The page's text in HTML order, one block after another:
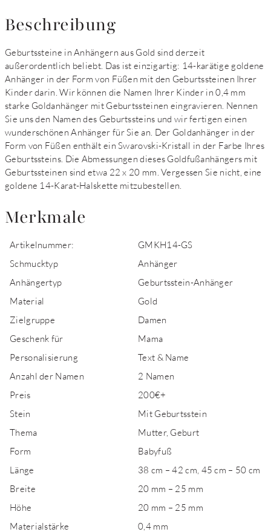
Beschreibung
Geburtssteine in Anhängern aus Gold sind derzeit
außerordentlich beliebt. Das ist einzigartig: 14-karätige goldene
Anhänger in der Form von Füßen mit den Geburtssteinen Ihrer
Kinder darin. Wir können die Namen Ihrer Kinder in 0,4 mm
starke Goldanhänger mit Geburtssteinen eingravieren. Nennen
Sie uns den Namen des Geburtssteins und wir fertigen einen
wunderschönen Anhänger für Sie an. Der Goldanhänger in der
Form von Füßen enthält ein Swarovski-Kristall in der Farbe Ihres
Geburtssteins. Die Abmessungen dieses Goldfußanhängers mit
Geburtssteinen sind etwa 22 x 20 mm. Vergessen Sie nicht, eine
goldene 14-Karat-Halskette mitzubestellen.
Merkmale
Artikelnummer:
GMKH14-GS
Schmucktyp
Anhänger
Anhängertyp
Geburtsstein-Anhänger
Material
Gold
Zielgruppe
Damen
Geschenk für
Mama
Personalisierung
Text & Name
Anzahl der Namen
2 Namen
Preis
200€+
Stein
Mit Geburtsstein
Thema
Mutter, Geburt
Form
Babyfuß
Länge
38 cm – 42 cm, 45 cm – 50 cm
Breite
20 mm – 25 mm
Höhe
20 mm – 25 mm
Materialstärke
0,4 mm